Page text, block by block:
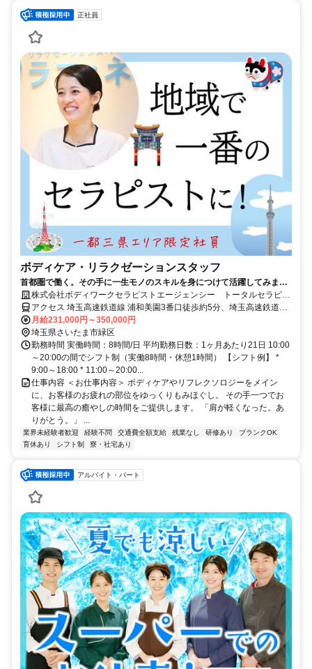
正社員
ボディケア・リラクゼーションスタッフ
首都圏で働く。その手に一生モノのスキルを身につけて活躍してみませ
んか。
株式会社ボディワークセラピストエージェンシー トータルセラピ
ー イオンモール浦和美園店
アクセス 埼玉高速鉄道線 浦和美園3番口徒歩約5分、埼玉高速鉄道線
東川口3番口徒歩約26分、ＪＲ武蔵野線 東川口3番口徒歩約26分 最寄
駅：浦和美園駅
月給231,000円～350,000円
埼玉県さいたま市緑区
勤務時間 実働時間：8時間/日 平均勤務日数：1ヶ月あたり21日 10:00
～20:00の間でシフト制（実働8時間・休憩1時間） 【シフト例】 *
9:00～18:00 * 11:00～20:00...
仕事内容 ＜お仕事内容＞ ボディケアやリフレクソロジーをメイン
に、お客様のお疲れの部位をゆっくりもみほぐし。 その手一つでお
客様に最高の癒やしの時間をご提供します。 「肩が軽くなった。あ
りがとう。」 ...
業界未経験者歓迎 経験不問 交通費全額支給 残業なし 研修あり
ブランクOK
育休あり
シフト制 寮・社宅あり
アルバイト・パート